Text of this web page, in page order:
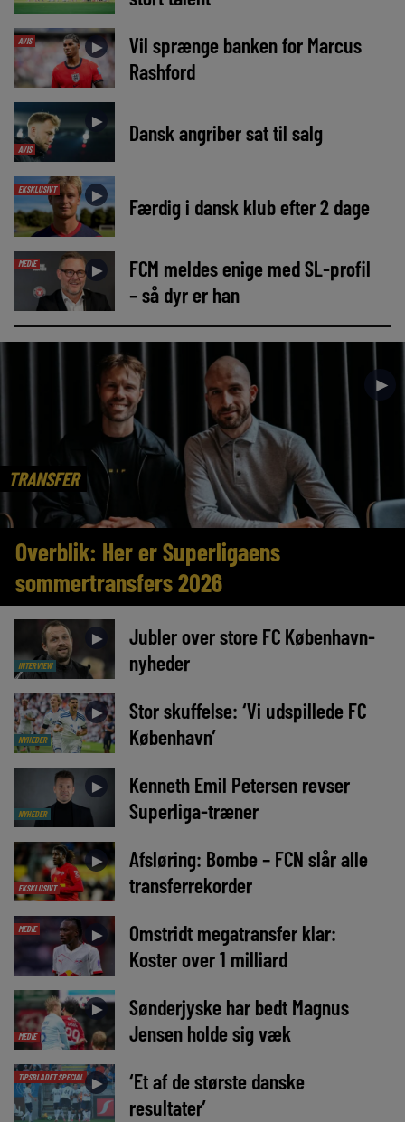
AVIS ►
Vil sprænge banken for Marcus
Rashford
AVIS
► Dansk angriber sat til salg
EKSKLUSIVT ► Færdig i dansk klub efter 2 dage
MEDIE ►
FCM meldes enige med SL-profil
– så dyr er han
TRANSFER
►
Overblik: Her er Superligaens
sommertransfers 2026
INTERVIEW
►
Jubler over store FC København-
nyheder
NYHEDER
►
Stor skuffelse: ‘Vi udspillede FC
København’
NYHEDER
►
Kenneth Emil Petersen revser
Superliga-træner
EKSKLUSIVT
►
Afsløring: Bombe – FCN slår alle
transferrekorder
MEDIE ►
Omstridt megatransfer klar:
Koster over 1 milliard
MEDIE
►
Sønderjyske har bedt Magnus
Jensen holde sig væk
TIPSBLADET SPECIAL ►
‘Et af de største danske
resultater’